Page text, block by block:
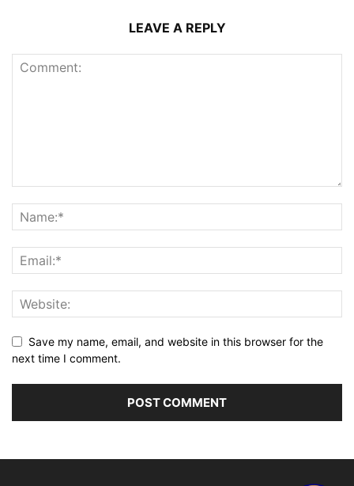
LEAVE A REPLY
Save my name, email, and website in this browser for the
next time I comment.